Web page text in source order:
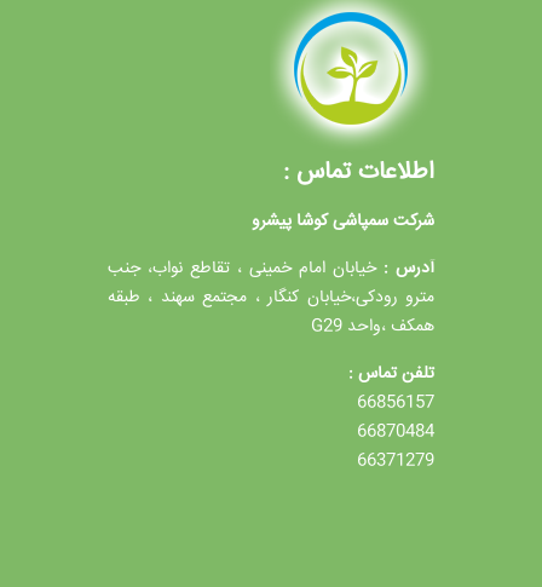
اطلاعات تماس :
شرکت سمپاشی کوشا پیشرو
آدرس : خیابان امام خمینی ، تقاطع نواب، جنب
مترو رودکی،خیابان کنگار ، مجتمع سهند ، طبقه
همکف ،واحد G29
تلفن تماس :
66856157
66870484
66371279